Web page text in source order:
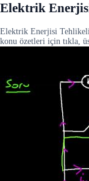
Elektrik
Elektrik Enerjisi
konu özetleri için tıkla,